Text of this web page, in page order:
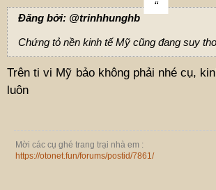
Đăng bởi: @trinhhunghb
Chứng tỏ nền kinh tế Mỹ cũng đang suy
Trên ti vi Mỹ bảo không phải nhé cụ,
luôn
Mời các cụ ghé trang trại nhà em :
https://otonet.fun/forums/postid/7861/